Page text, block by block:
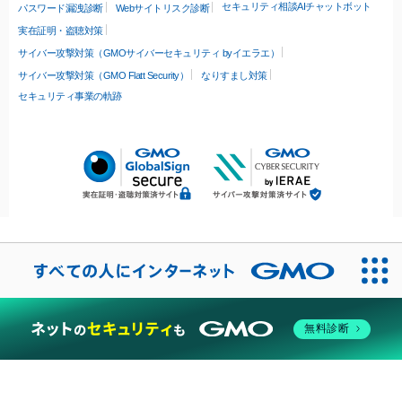
パスワード漏洩診断 Webサイトリスク診断 セキュリティ相談AIチャットボット
実在証明・盗聴対策
サイバー攻撃対策（GMOサイバーセキュリティ byイエラエ）
サイバー攻撃対策（GMO Flatt Security）
なりすまし対策
セキュリティ事業の軌跡
無料診断